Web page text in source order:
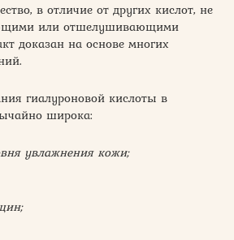
в отличие от других кислот, не
или отшелушивающими
доказан на основе многих
гиалуроновой кислоты в
широка:
увлажнения кожи;